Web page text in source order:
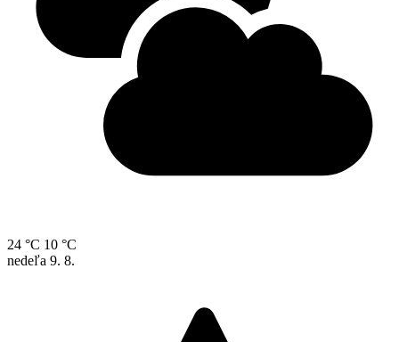
24 °C 10 °C
nedeľa 9. 8.